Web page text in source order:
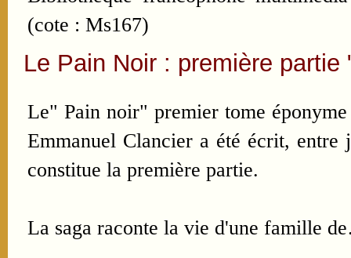
(cote : Ms167)
Le Pain Noir : première partie
Le" Pain noir" premier tome
Emmanuel Clancier a été écrit,
constitue la première partie.
La saga raconte la vie d'une famille